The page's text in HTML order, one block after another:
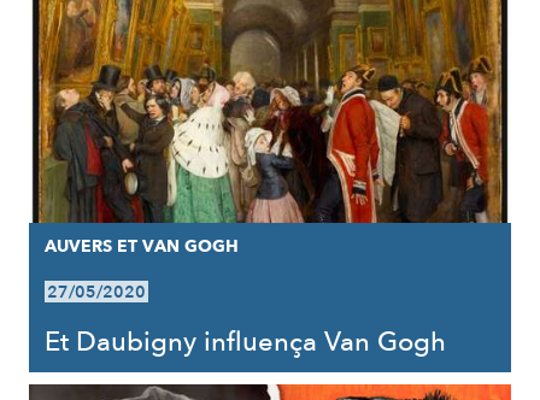
AUVERS ET VAN GOGH
27/05/2020
Et Daubigny influença Van Gogh